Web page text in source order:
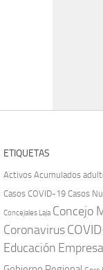
ETIQUETAS
Activos Acumulados
Casos COVID-19 Casos
Concejales Laja Concejo
Coronavirus
Educación